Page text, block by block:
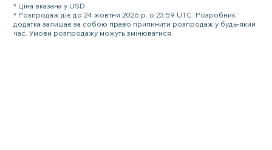
* Ціна вказана у USD.
* Розпродаж діє до 24 жовтня 2026 р. о 23:59 UTC. Розробник
додатка залишає за собою право припинити розпродаж у будь-який
час. Умови розпродажу можуть змінюватися.